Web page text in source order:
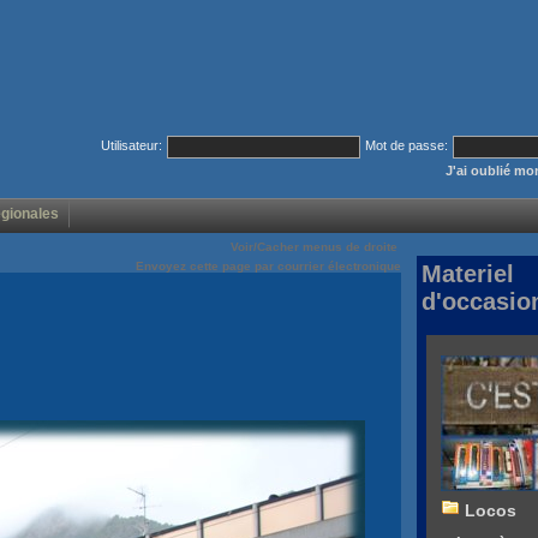
Utilisateur:
Mot de passe:
J'ai oublié
Voir/Cacher menus de droite
Envoyez cette page par courrier électronique
Materiel
Locos